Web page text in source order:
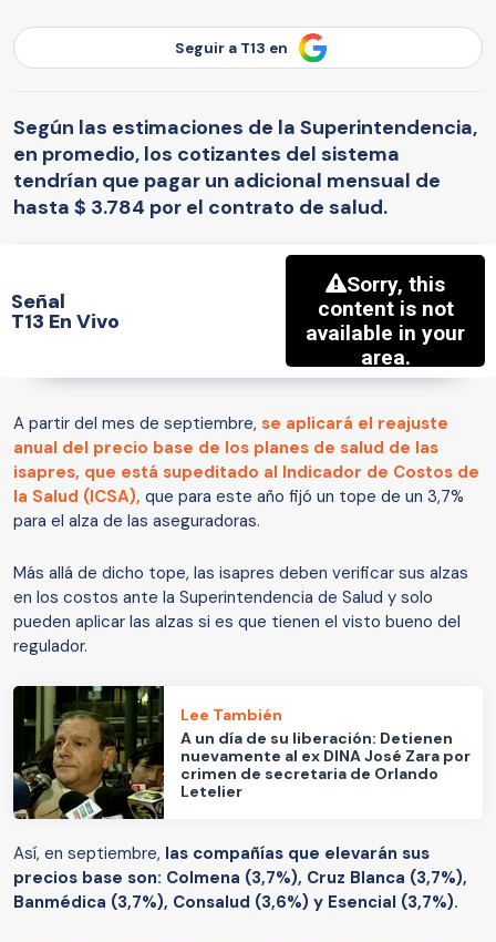
Seguir a T13 en
Según las estimaciones de la Superintendencia,
en promedio, los cotizantes del sistema
tendrían que pagar un adicional mensual de
hasta $ 3.784 por el contrato de salud.
Señal
T13 En Vivo
A partir del mes de septiembre, se aplicará el reajuste
anual del precio base de los planes de salud de las
isapres, que está supeditado al Indicador de Costos de
la Salud (ICSA), que para este año fijó un tope de un 3,7%
para el alza de las aseguradoras.
Más allá de dicho tope, las isapres deben verificar sus alzas
en los costos ante la Superintendencia de Salud y solo
pueden aplicar las alzas si es que tienen el visto bueno del
regulador.
Lee También
A un día de su liberación: Detienen
nuevamente al ex DINA José Zara por
crimen de secretaria de Orlando
Letelier
Así, en septiembre, las compañías que elevarán sus
precios base son: Colmena (3,7%), Cruz Blanca (3,7%),
Banmédica (3,7%), Consalud (3,6%) y Esencial (3,7%).